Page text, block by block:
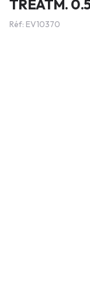
TREATM.
Réf: EV10370